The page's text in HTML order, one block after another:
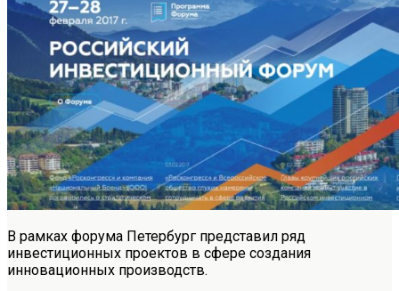
В рамках форума Петербург представил ряд
инвестиционных проектов в сфере создания
инновационных производств.